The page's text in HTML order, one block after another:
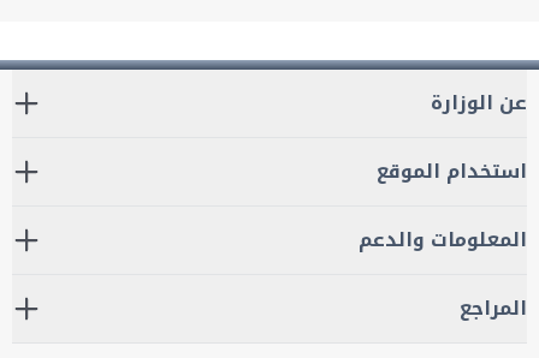
عن الوزارة
استخدام الموقع
المعلومات والدعم
المراجع